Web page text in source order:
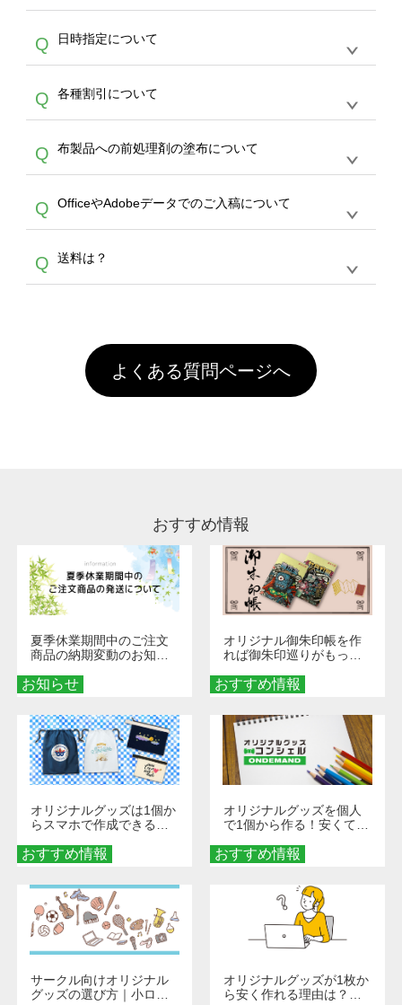
す。
い画像はエラーになります。（※ Illustratorか
らの直接入稿には対応していません。AIで保存
し、デザインツールからアップロードして下さ
い）
作をお考えの方は、サポートが担当するエコバ
スをご利用頂ければ、電話やFAX、メールなど
でご注文が可能です。
A
を作って欲しい。などの場合は、製作数量が
30個以上であれば、サポート担当が、デザイ
バッグコンシェル
サー
ビスをご利用ください。(※ 30個以下の場合
は、デザインツールをご利用ください)
Q 日時指定について
A
ん。発送後18時以降に配送業者・伝票番号を
メールでお知らせいたしますので、直接配送業
者にご連絡いただき調整をお願い致します。
Q 各種割引について
A
カート内で自動的に割引(最大50%)が適用され
ます。 【付与ポイント】購入金額の1％が1ポ
イントとして付与され、次回ご注文時に1ポイ
ント＝1円としてお使いいただけます。ポイン
トは発送完了の翌日に付与され、次回ご注文時
からご利用頂けます。ポイントの有効期限は一
年間です。【会員ランク】過去10カ月のご注
文回数により会員ランク割引(最大5%)が適用
頂いても、ログインがされていなければ、ラン
クにカウントがされません。
Q 布製品への前処理剤の塗布について
A
意点（前処理剤）】カラー生地（Tシャツのホ
ワイト、トートバッグのナチュラル、ホワイト
といって、プリントを定着させるための処理剤
を塗布しており、短納期・低価格で商品をお届
害な性質で、水洗いで落とすことが可能です。
お手数ですが、お客様ご自身にて着用前に落と
していただけますようお願いいたします。※1
通常注文・直送機能でのご注文に関わらず、前
Q OfficeやAdobeデータでのご入稿について
A
ません。いずれのデータも該当デザインのみ画
像(JPEG,PNG,GIF,PDF)に変換、またはAdobe
Q 送料は？
引」などによるお値引きで4,000円未満になる
場合は送料がかかりますので、ご注意くださ
い。
よくある質問ページへ
おすすめ情報
お知らせ
夏季休業期間中のご注文
商品の納期変動のお知ら
おすすめ情報
オリジナル御朱印帳を作
れば御朱印巡りがもっと
ダーメイドする魅力と選
び方
おすすめ情報
オリジナルグッズは1個か
らスマホで作成できる！
くなる巾着＆ポーチ活用
術
おすすめ情報
オリジナルグッズを個人
で1個から作る！安くて簡
秘訣
サークル向けオリジナル
グッズの選び方｜小ロッ
オリジナルグッズが1枚か
ら安く作れる理由は？オ